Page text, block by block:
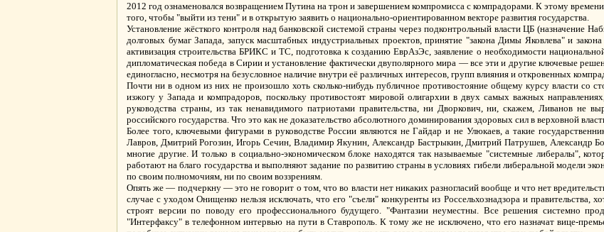
2012 год ознаменовался возвращением Путина на трон и завершением компромисса с компрадорами. К этому
того, чтобы "выйти из тени" и в открытую заявить о национально-ориентированном векторе развития государства.
Установление жёсткого контроля над банковской системой страны через подконтрольный власти ЦБ (назначение
долговых бумаг Запада, запуск масштабных индустриальных проектов, принятие "закона Димы Яковлева" и
активизация строительства БРИКС и ТС, подготовка к созданию ЕврАзЭс, заявление о необходимости
дипломатическая победа в Сирии и установление фактически двуполярного мира — все эти и другие ключевые
единогласно, несмотря на безусловное наличие внутри её различных интересов, групп влияния и откровенных
Почти ни в одном из них не произошло хоть сколько-нибудь публичное противостояние общему курсу власти со
изжогу у Запада и компрадоров, поскольку противостоят мировой олигархии в двух самых важных
руководства страны, из так ненавидимого патриотами правительства, ни Дворкович, ни, скажем, Ливанов не
российского государства. Что это как не доказательство абсолютного доминирования здоровых сил в верховной
Более того, ключевыми фигурами в руководстве России являются не Гайдар и не Улюкаев, а такие
Лавров, Дмитрий Рогозин, Игорь Сечин, Владимир Якунин, Александр Бастрыкин, Дмитрий Патрушев, Александр
многие другие. И только в социально-экономическом блоке находятся так называемые "системные либералы",
работают на благо государства и выполняют задание по развитию страны в условиях гибели либеральной модели
по своим полномочиям, ни по своим воззрениям.
Опять же — подчеркну — это не говорит о том, что во власти нет никаких разногласий вообще и что нет
случае с уходом Онищенко нельзя исключать, что его "съели" конкуренты из Россельхознадзора и
строят версии по поводу его профессионального будущего. "Фантазии неуместны. Все решения системно
"Интерфаксу" в телефонном интервью на пути в Ставрополь. К тому же не исключено, что его назначат вице-